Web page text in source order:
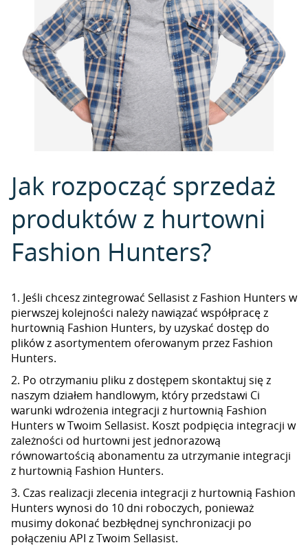
Jak rozpocząć sprzedaż
produktów z hurtowni
Fashion Hunters?
1. Jeśli chcesz zintegrować Sellasist z Fashion Hunters w
pierwszej kolejności należy nawiązać współpracę z
hurtownią Fashion Hunters, by uzyskać dostęp do
plików z asortymentem oferowanym przez Fashion
Hunters.
2. Po otrzymaniu pliku z dostępem skontaktuj się z
naszym działem handlowym, który przedstawi Ci
warunki wdrożenia integracji z hurtownią Fashion
Hunters w Twoim Sellasist. Koszt podpięcia integracji w
zależności od hurtowni jest jednorazową
równowartością abonamentu za utrzymanie integracji
z hurtownią Fashion Hunters.
3. Czas realizacji zlecenia integracji z hurtownią Fashion
Hunters wynosi do 10 dni roboczych, ponieważ
musimy dokonać bezbłędnej synchronizacji po
połączeniu API z Twoim Sellasist.